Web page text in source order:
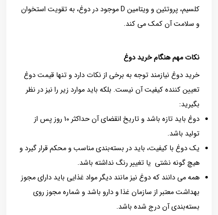
کلسیم، پروتئین و ويتامين D موجود در دوغ، به تقويت استخوان
و سلامت آن كمک مي كند.
نکات مهم هنگام خريد دوغ
خريد دوغ نيازمند توجه به برخي از نكات دارد و تنها قیمت دوغ
تعیین کننده کیفیت آن نیست. بلکه باید موارد زیر را نیز در نظر
بگیرید:
دوغ بايد تازه باشد و تاريخ انقضاي آن حداكثر 10 روز پس از
توليد باشد.
یک دوغ با کیفیت، بايد در بسته‌بندي مناسب و محكم قرار گيرد و
هيچ گونه نشتي يا تغيير رنگ نداشته باشد.
همه می دانند که دوغ نیز مانند دیگر مواد غذایی بايد داراي مجوز
بهداشت معتبر از سازمان غذا و دارو باشد و شماره مجوز روي
بسته‌بندي آن درج شده باشد.